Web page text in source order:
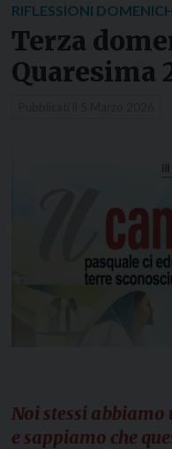
Notizie
Risorse
RIFLESSIONI
Terza
Quaresima
Noi stessi abbiamo
e sappiamo che